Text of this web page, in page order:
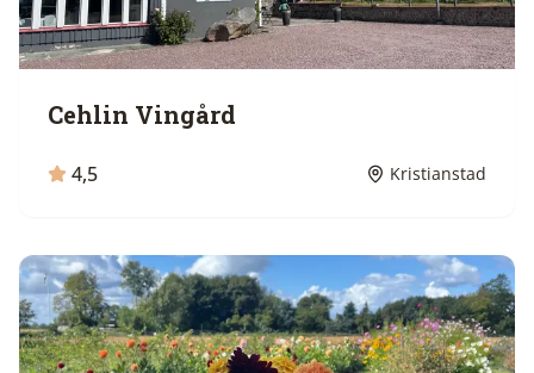
Cehlin Vingård
4,5 Kristianstad